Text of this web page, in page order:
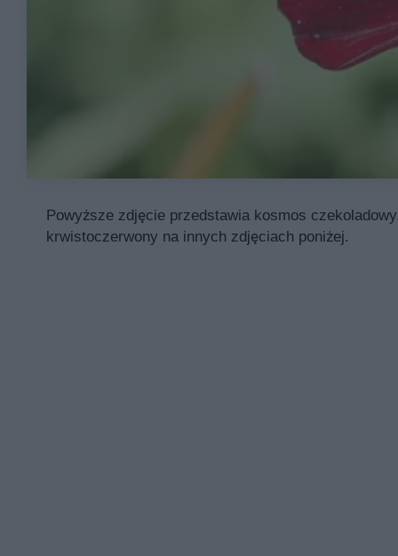
Powyższe zdjęcie przedstawia kosmos
krwistoczerwony na innych zdjęciach poniżej.